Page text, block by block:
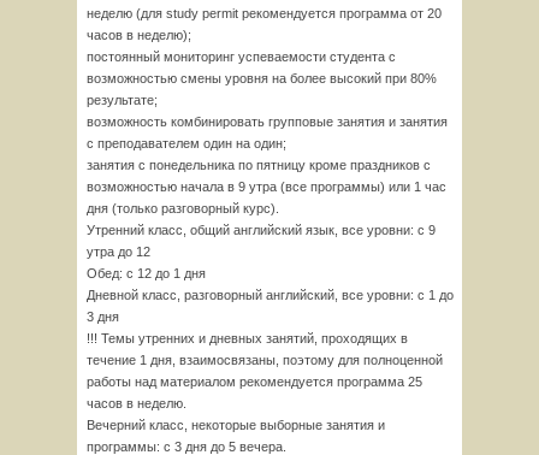
неделю (для study permit рекомендуется программа от 20
часов в неделю);
постоянный мониторинг успеваемости студента с
возможностью смены уровня на более высокий при 80%
результате;
возможность комбинировать групповые занятия и занятия
с преподавателем один на один;
занятия с понедельника по пятницу кроме праздников с
возможностью начала в 9 утра (все программы) или 1 час
дня (только разговорный курс).
Утренний класс, общий английский язык, все уровни: с 9
утра до 12
Обед: с 12 до 1 дня
Дневной класс, разговорный английский, все уровни: с 1 до
3 дня
!!! Темы утренних и дневных занятий, проходящих в
течение 1 дня, взаимосвязаны, поэтому для полноценной
работы над материалом рекомендуется программа 25
часов в неделю.
Вечерний класс, некоторые выборные занятия и
программы: с 3 дня до 5 вечера.